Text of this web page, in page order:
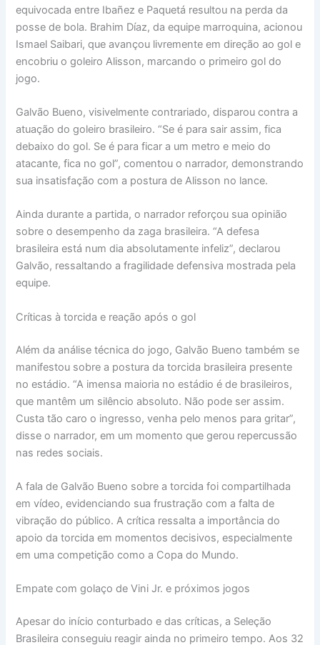
equivocada entre Ibañez e Paquetá resultou na perda da
posse de bola. Brahim Díaz, da equipe marroquina, acionou
Ismael Saibari, que avançou livremente em direção ao gol e
encobriu o goleiro Alisson, marcando o primeiro gol do
jogo.
Galvão Bueno, visivelmente contrariado, disparou contra a
atuação do goleiro brasileiro. “Se é para sair assim, fica
debaixo do gol. Se é para ficar a um metro e meio do
atacante, fica no gol”, comentou o narrador, demonstrando
sua insatisfação com a postura de Alisson no lance.
Ainda durante a partida, o narrador reforçou sua opinião
sobre o desempenho da zaga brasileira. “A defesa
brasileira está num dia absolutamente infeliz”, declarou
Galvão, ressaltando a fragilidade defensiva mostrada pela
equipe.
Críticas à torcida e reação após o gol
Além da análise técnica do jogo, Galvão Bueno também se
manifestou sobre a postura da torcida brasileira presente
no estádio. “A imensa maioria no estádio é de brasileiros,
que mantêm um silêncio absoluto. Não pode ser assim.
Custa tão caro o ingresso, venha pelo menos para gritar”,
disse o narrador, em um momento que gerou repercussão
nas redes sociais.
A fala de Galvão Bueno sobre a torcida foi compartilhada
em vídeo, evidenciando sua frustração com a falta de
vibração do público. A crítica ressalta a importância do
apoio da torcida em momentos decisivos, especialmente
em uma competição como a Copa do Mundo.
Empate com golaço de Vini Jr. e próximos jogos
Apesar do início conturbado e das críticas, a Seleção
Brasileira conseguiu reagir ainda no primeiro tempo. Aos 32